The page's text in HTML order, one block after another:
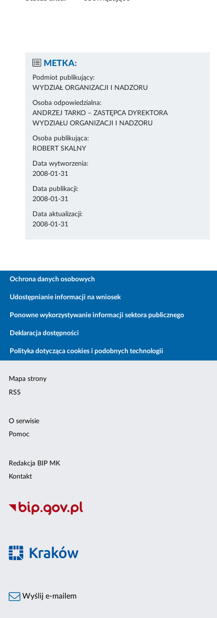
METKA:
Podmiot publikujący:
WYDZIAŁ ORGANIZACJI I NADZORU
Osoba odpowiedzialna:
ANDRZEJ TARKO – ZASTĘPCA DYREKTORA
WYDZIAŁU ORGANIZACJI I NADZORU
Osoba publikująca:
ROBERT SKALNY
Data wytworzenia:
2008-01-31
Data publikacji:
2008-01-31
Data aktualizacji:
2008-01-31
Ochrona danych osobowych
Udostępnianie informacji na wniosek
Ponowne wykorzystywanie informacji sektora publicznego
Deklaracja dostępności
Polityka dotycząca cookies i podobnych technologii
Mapa strony
RSS
O serwisie
Pomoc
Redakcja BIP MK
Kontakt
Wyślij e-mailem